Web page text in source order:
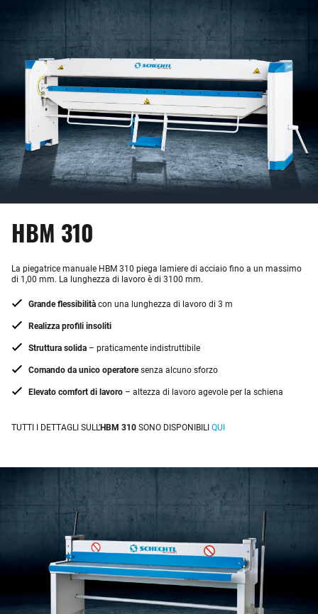
HBM 310
La piegatrice manuale HBM 310 piega lamiere di acciaio fino a un massimo
di 1,00 mm. La lunghezza di lavoro è di 3100 mm.
Grande flessibilità con una lunghezza di lavoro di 3 m
Realizza profili insoliti
Struttura solida – praticamente indistruttibile
Comando da unico operatoresenza alcuno sforzo
Elevato comfort di lavoro – altezza di lavoro agevole per la schiena
TUTTI I DETTAGLI SULL’HBM 310 SONO DISPONIBILI QUI